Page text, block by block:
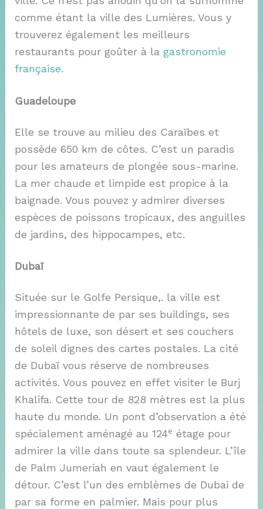
comme étant la ville des Lumières. Vous y
trouverez également les meilleurs
restaurants pour goûter à la gastronomie
française.
Guadeloupe
Elle se trouve au milieu des Caraïbes et
possède 650 km de côtes. C’est un paradis
pour les amateurs de plongée sous-marine.
La mer chaude et limpide est propice à la
baignade. Vous pouvez y admirer diverses
espèces de poissons tropicaux, des anguilles
de jardins, des hippocampes, etc.
Dubaï
Située sur le Golfe Persique,. la ville est
impressionnante de par ses buildings, ses
hôtels de luxe, son désert et ses couchers
de soleil dignes des cartes postales. La cité
de Dubaï vous réserve de nombreuses
activités. Vous pouvez en effet visiter le Burj
Khalifa. Cette tour de 828 mètres est la plus
haute du monde. Un pont d’observation a été
spécialement aménagé au 124e étage pour
admirer la ville dans toute sa splendeur. L’île
de Palm Jumeriah en vaut également le
détour. C’est l’un des emblèmes de Dubai de
par sa forme en palmier. Mais pour plus